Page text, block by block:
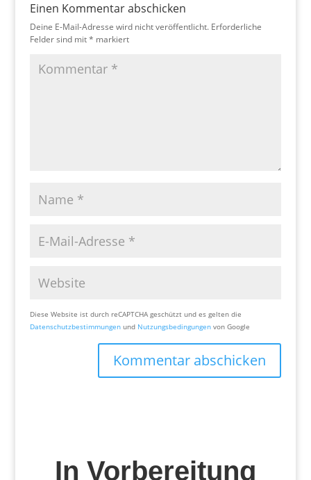
Einen Kommentar abschicken
Deine E-Mail-Adresse wird nicht veröffentlicht. Erforderliche
Felder sind mit* markiert
Diese Website ist durch reCAPTCHA geschützt und es gelten die
Datenschutzbestimmungenund Nutzungsbedingungenvon Google
Kommentar abschicken
In Vorbereitung